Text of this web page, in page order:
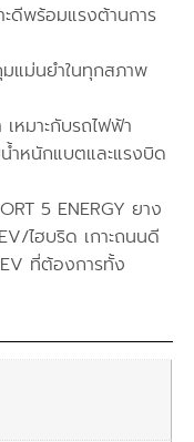
ะดีพร้อมแรงต้านการ
แม่นยำในทุกสภาพ
หมาะกับรถไฟฟ้า
ำหนักแบตและแรงบิด
5 ENERGY ยาง
ไฮบริด เกาะถนนดี
ที่ต้องการทั้ง